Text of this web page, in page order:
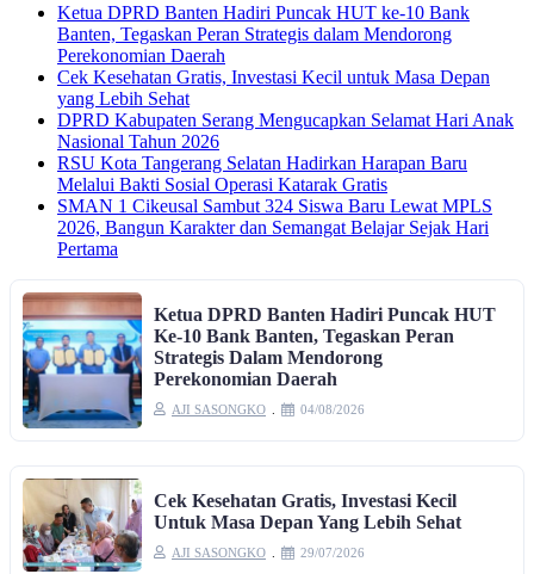
Ketua DPRD Banten Hadiri Puncak HUT ke-10 Bank
Banten, Tegaskan Peran Strategis dalam Mendorong
Perekonomian Daerah
Cek Kesehatan Gratis, Investasi Kecil untuk Masa Depan
yang Lebih Sehat
DPRD Kabupaten Serang Mengucapkan Selamat Hari Anak
Nasional Tahun 2026
RSU Kota Tangerang Selatan Hadirkan Harapan Baru
Melalui Bakti Sosial Operasi Katarak Gratis
SMAN 1 Cikeusal Sambut 324 Siswa Baru Lewat MPLS
2026, Bangun Karakter dan Semangat Belajar Sejak Hari
Pertama
Ketua DPRD Banten Hadiri Puncak HUT
Ke-10 Bank Banten, Tegaskan Peran
Strategis Dalam Mendorong
Perekonomian Daerah
AJI SASONGKO 04/08/2026
Cek Kesehatan Gratis, Investasi Kecil
Untuk Masa Depan Yang Lebih Sehat
AJI SASONGKO 29/07/2026